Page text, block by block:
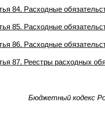
84. Расходные
85. Расходные
86. Расходные
87. Реестры расходных
Бюджетный кодекс